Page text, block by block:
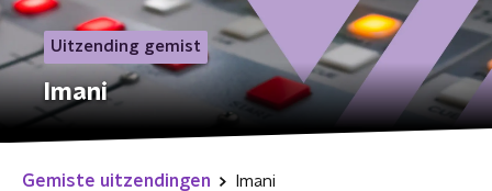
Uitzending gemist
Imani
Gemiste uitzendingen Imani